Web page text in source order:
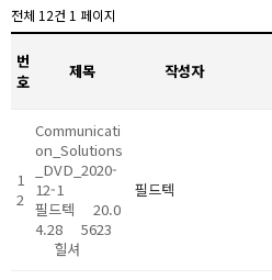
전체 12건 1 페이지
번
호
제목 작성자
1
2
Communicati
on_Solutions
_DVD_2020-
12-1
필드텍
20.0
4.28
5623
힐셔
필드텍